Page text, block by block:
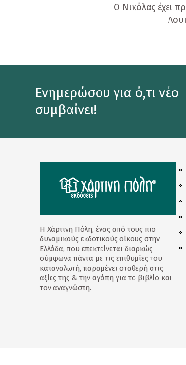
Καθρεφτάκια
Κονκάρδες
Κορνίζες
Κούπες
Λούτρινα Κουκλάκια
Μαγνητικοί Σελιδοδείκτες
Μπρελόκ
Ομπρέλες
Ο Νικόλας έχει
Ενημερώσου για ό,τι νέο
συμβαίνει!
Η Χάρτινη Πόλη, ένας από τους πιο
δυναμικούς εκδοτικούς οίκους στην
Ελλάδα, που επεκτείνεται διαρκώς
σύμφωνα πάντα με τις επιθυμίες του
καταναλωτή, παραμένει σταθερή στις
αξίες της & την αγάπη για το βιβλίο και
τον αναγνώστη.